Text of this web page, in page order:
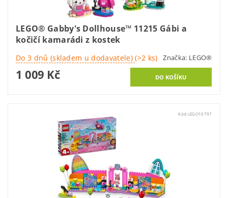
LEGO® Gabby's Dollhouse™ 11215 Gábi a
kočičí kamarádi z kostek
Do 3 dnů (skladem u dodavatele)(>2 ks) Značka: LEGO®
1 009 Kč
Kód: LEGO10797